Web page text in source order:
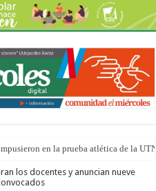
en la prueba atlética de la
los docentes y anuncian nueve